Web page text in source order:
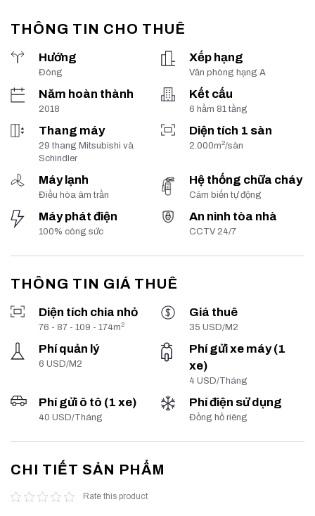
THÔNG TIN CHO THUÊ
Hướng
Đông
Xếp hạng
Văn phòng hạng A
Năm hoàn thành
2018
Kết cấu
6 hầm 81 tầng
Thang máy
29 thang Mitsubishi và
Schindler
Diện tích 1 sàn
2.000m2/sàn
Máy lạnh
Điều hòa âm trần
Hệ thống chữa cháy
Cảm biến tự động
Máy phát điện
100% công sức
An ninh tòa nhà
CCTV 24/7
THÔNG TIN GIÁ THUÊ
Diện tích chia nhỏ
76 - 87 - 109 - 174m2
Giá thuê
35 USD/M2
Phí quản lý
6 USD/M2
Phí gửi xe máy (1
xe)
4 USD/Tháng
Phí gửi ô tô (1 xe)
40 USD/Tháng
Phí điện sử dụng
Đồng hồ riêng
CHI TIẾT SẢN PHẨM
Rate this product